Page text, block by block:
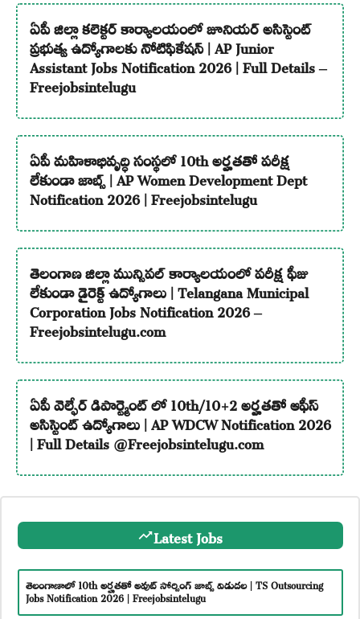
ఏపీ జిల్లా కలెక్టర్ కార్యాలయంలో జూనియర్ అసిస్టెంట్
ప్రభుత్వ ఉద్యోగాలకు నోటిఫికేషన్ | AP Junior
Assistant Jobs Notification 2026 | Full Details –
Freejobsintelugu
ఏపీ మహిళాభివృద్ధి సంస్థలో 10th అర్హతతో పరీక్ష
లేకుండా జాబ్స్ | AP Women Development Dept
Notification 2026 | Freejobsintelugu
తెలంగాణ జిల్లా మున్సిపల్ కార్యాలయంలో పరీక్ష ఫీజు
లేకుండా డైరెక్ట్ ఉద్యోగాలు | Telangana Municipal
Corporation Jobs Notification 2026 –
Freejobsintelugu.com
ఏపీ వెల్ఫేర్ డిపార్ట్మెంట్ లో 10th/10+2 అర్హతతో ఆఫీస్
అసిస్టెంట్ ఉద్యోగాలు | AP WDCW Notification 2026
| Full Details @Freejobsintelugu.com
Latest Jobs
తెలంగాణాలో 10th అర్హతతో అవుట్ సోర్సింగ్ జాబ్స్ విడుదల | TS Outsourcing
Jobs Notification 2026 | Freejobsintelugu